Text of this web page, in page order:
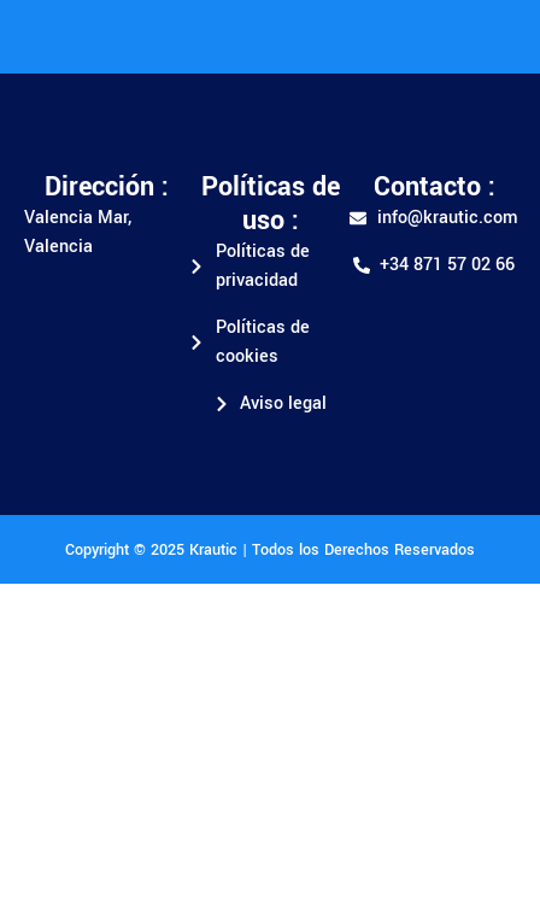
Dirección :
Valencia Mar,
Valencia
Políticas de
uso :
Políticas de
privacidad
Políticas de
cookies
Aviso legal
Contacto :
info@krautic.com
+34 871 57 02 66
Copyright © 2025 Krautic | Todos los Derechos Reservados